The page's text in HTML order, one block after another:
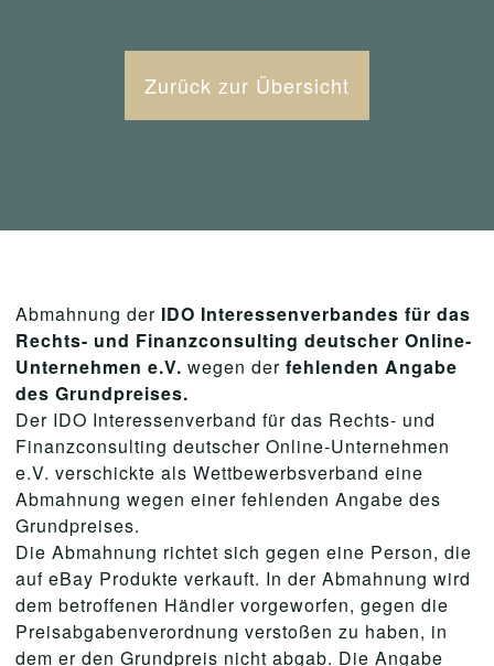
Zurück zur Übersicht
Abmahnung der IDO Interessenverbandes für das
Rechts- und Finanzconsulting deutscher Online-
Unternehmen e.V. wegen der fehlenden Angabe
des Grundpreises.
Der IDO Interessenverband für das Rechts- und
Finanzconsulting deutscher Online-Unternehmen
e.V. verschickte als Wettbewerbsverband eine
Abmahnung wegen einer fehlenden Angabe des
Grundpreises.
Die Abmahnung richtet sich gegen eine Person, die
auf eBay Produkte verkauft. In der Abmahnung wird
dem betroffenen Händler vorgeworfen, gegen die
Preisabgabenverordnung verstoßen zu haben, in
dem er den Grundpreis nicht abgab. Die Angabe